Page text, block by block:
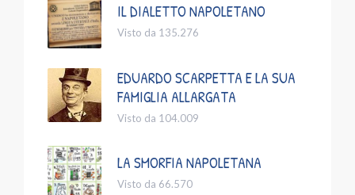
IL DIALETTO NAPOLETANO
Visto da 135.276
EDUARDO SCARPETTA E LA SUA
FAMIGLIA ALLARGATA
Visto da 104.009
LA SMORFIA NAPOLETANA
Visto da 66.570